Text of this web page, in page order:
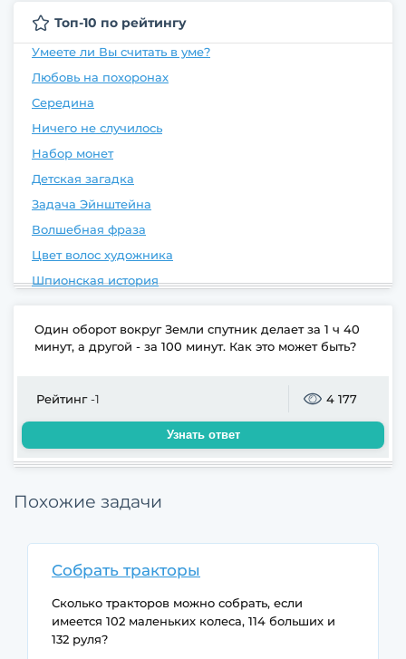
Топ-10 по рейтингу
Умеете ли Вы считать в уме?
Любовь на похоронах
Середина
Ничего не случилось
Набор монет
Детская загадка
Задача Эйнштейна
Волшебная фраза
Цвет волос художника
Шпионская история
Один оборот вокруг Земли спутник делает за 1 ч 40
минут, а другой - за 100 минут. Как это может быть?
Рейтинг-1 4 177
Узнать ответ
Похожие задачи
Собрать тракторы
Сколько тракторов можно собрать, если
имеется 102 маленьких колеса, 114 больших и
132 руля?